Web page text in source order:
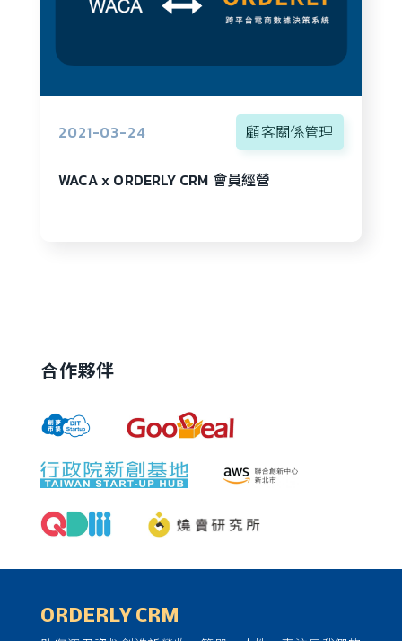
2021-03-24 顧客關係管理
WACA x ORDERLY CRM 會員經營
合作夥伴
ORDERLY CRM